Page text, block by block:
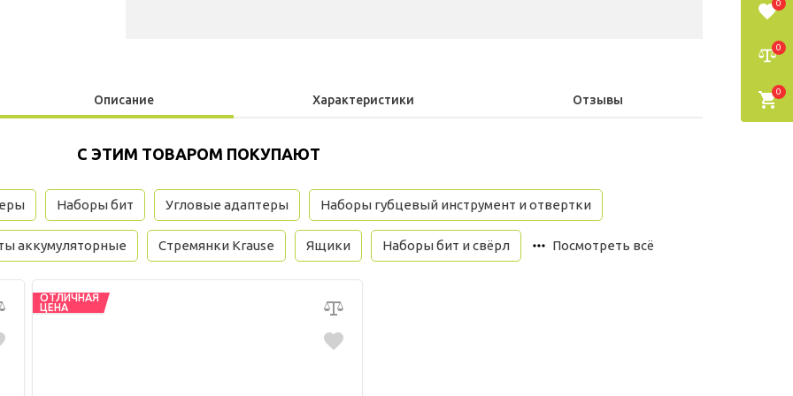
Описание Характеристики Отзывы
С ЭТИМ ТОВАРОМ ПОКУПАЮТ
Наборы бит Угловые адаптеры Наборы губцевый инструмент и отвертки
аккумуляторные Стремянки Krause Ящики Наборы бит и свёрл Посмотреть всё
ОТЛИЧНАЯ
ЦЕНА
0
0
0